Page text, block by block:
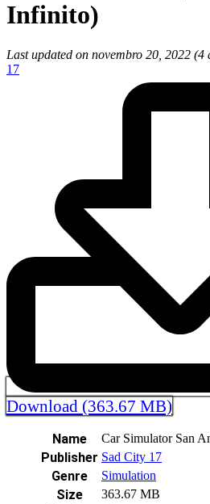
Infinito)
Last updated on novembro 20, 2022 (4
17
Download (363.67 MB)
Name Car Simulator San
Publisher Sad City 17
Genre Simulation
Size 363.67 MB